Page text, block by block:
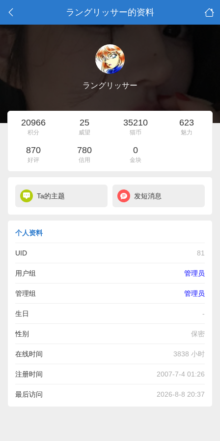
ラングリッサー的资料
ラングリッサー
20966
积分
25
威望
35210
猫币
623
魅力
870
好评
780
信用
0
金块
Ta的主题 发短消息
个人资料
UID 81
用户组 管理员
管理组 管理员
生日 -
性别 保密
在线时间 3838 小时
注册时间 2007-7-4 01:26
最后访问 2026-8-8 20:37